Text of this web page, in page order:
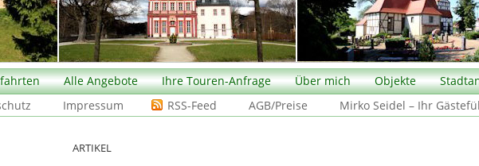
Alle Angebote Ihre Touren-Anfrage Über mich Objekte
Impressum RSS-Feed AGB/Preise Mirko Seidel – Ihr
ARTIKEL